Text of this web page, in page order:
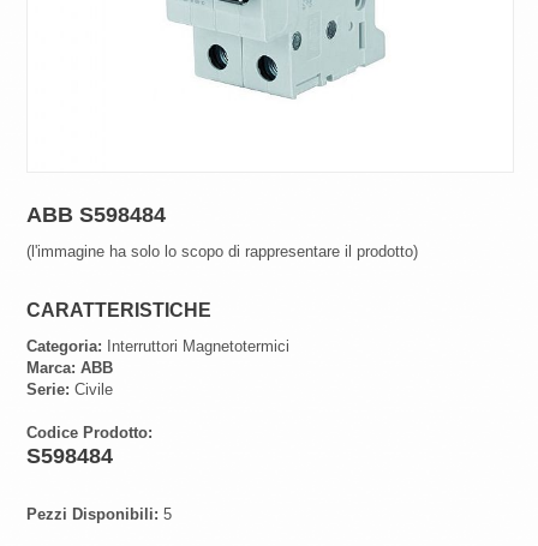
ABB S598484
(l'immagine ha solo lo scopo di rappresentare il prodotto)
CARATTERISTICHE
Categoria: Interruttori Magnetotermici
Marca: ABB
Serie: Civile
Codice Prodotto:
S598484
Pezzi Disponibili: 5